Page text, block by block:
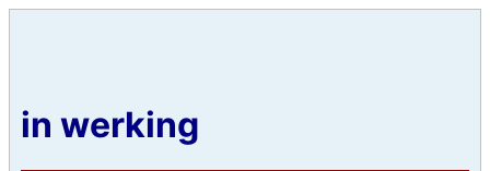
in werking